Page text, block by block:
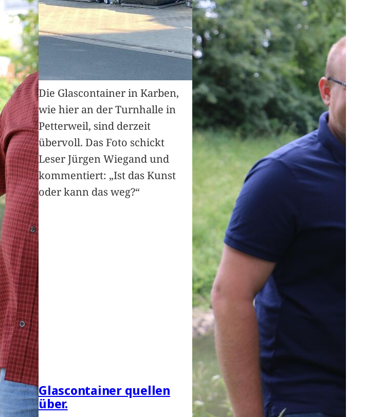
Die Glascontainer in Karben,
wie hier an der Turnhalle in
Petterweil, sind derzeit
übervoll. Das Foto schickt
Leser Jürgen Wiegand und
kommentiert: „Ist das Kunst
oder kann das weg?“
Glascontainer quellen
über.